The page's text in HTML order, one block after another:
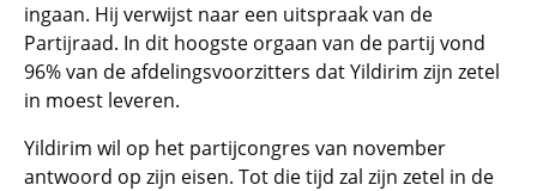
ingaan. Hij verwijst naar een uitspraak van de
Partijraad. In dit hoogste orgaan van de partij vond
96% van de afdelingsvoorzitters dat Yildirim zijn zetel
in moest leveren.
Yildirim wil op het partijcongres van november
antwoord op zijn eisen. Tot die tijd zal zijn zetel in de